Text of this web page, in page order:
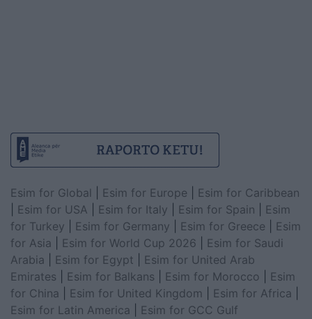
Esim for Global Esim for Europe
Esim for Caribbean
Esim for USA Esim for Italy Esim for Spain
Esim
for Turkey
Esim for Germany Esim for Greece
Esim
for Asia
Esim for World Cup 2026
Esim for Saudi
Arabia
Esim for Egypt
Esim for United Arab
Emirates
Esim for Balkans Esim for Morocco
Esim
for China
Esim for United Kingdom Esim for Africa
Esim for Latin America
Esim for GCC Gulf